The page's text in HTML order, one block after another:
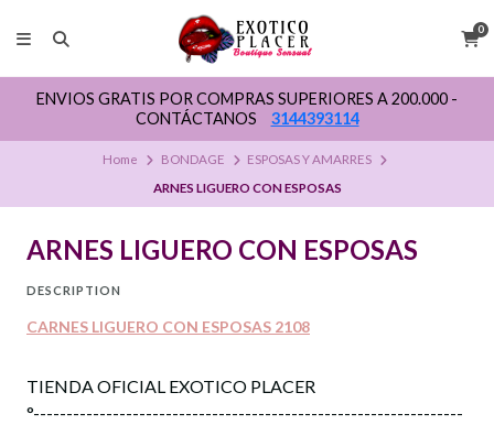
0
ENVIOS GRATIS POR COMPRAS SUPERIORES A 200.000 -
CONTÁCTANOS
3144393114
Home BONDAGE
ESPOSAS Y AMARRES
ARNES LIGUERO CON ESPOSAS
ARNES LIGUERO CON ESPOSAS
DESCRIPTION
CARNES LIGUERO CON ESPOSAS 2108
TIENDA OFICIAL EXOTICO PLACER
°-----------------------------------------------------------------